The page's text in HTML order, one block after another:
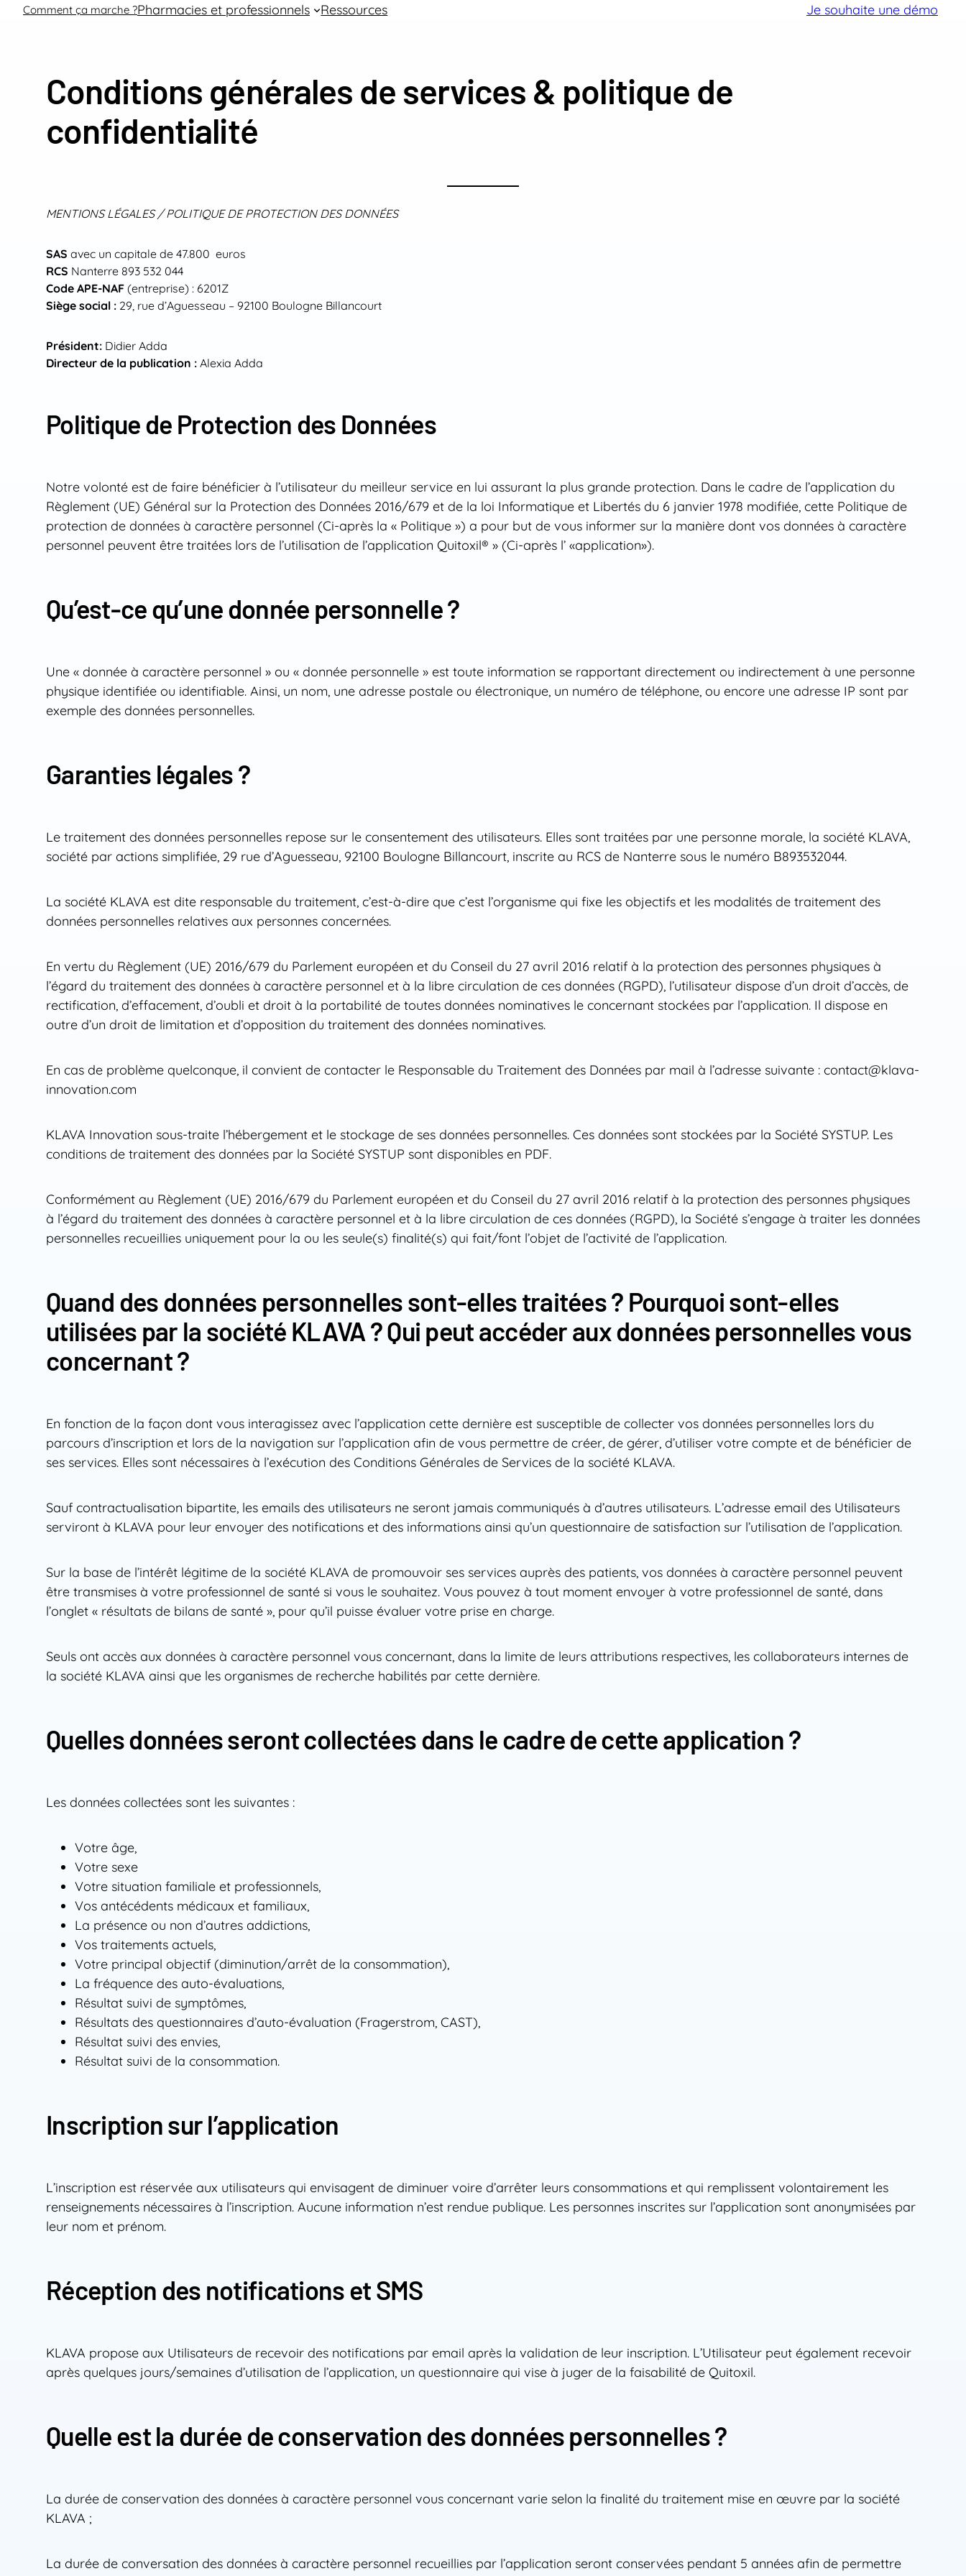
AllerComment ça marche ?Pharmacies et professionnels Ressources Je souhaite une démo
Conditions générales de services & politique de
confidentialité
MENTIONS LÉGALES / POLITIQUE DE PROTECTION DES DONNÉES
SAS avec un capitale de 47.800 euros
RCS Nanterre 893 532 044
Code APE-NAF (entreprise) : 6201Z
Siège social : 29, rue d’Aguesseau – 92100 Boulogne Billancourt
Président: Didier Adda
Directeur de la publication : Alexia Adda
Politique de Protection des Données
Notre volonté est de faire bénéficier à l’utilisateur du meilleur service en lui assurant la plus grande protection. Dans le cadre de l’application du
Règlement (UE) Général sur la Protection des Données 2016/679 et de la loi Informatique et Libertés du 6 janvier 1978 modifiée, cette Politique de
protection de données à caractère personnel (Ci-après la « Politique ») a pour but de vous informer sur la manière dont vos données à caractère
personnel peuvent être traitées lors de l’utilisation de l’application Quitoxil® » (Ci-après l’ «application»).
Qu’est-ce qu’une donnée personnelle ?
Une « donnée à caractère personnel » ou « donnée personnelle » est toute information se rapportant directement ou indirectement à une personne
physique identifiée ou identifiable. Ainsi, un nom, une adresse postale ou électronique, un numéro de téléphone, ou encore une adresse IP sont par
exemple des données personnelles.
Garanties légales ?
Le traitement des données personnelles repose sur le consentement des utilisateurs. Elles sont traitées par une personne morale, la société KLAVA,
société par actions simplifiée, 29 rue d’Aguesseau, 92100 Boulogne Billancourt, inscrite au RCS de Nanterre sous le numéro B893532044.
La société KLAVA est dite responsable du traitement, c’est-à-dire que c’est l’organisme qui fixe les objectifs et les modalités de traitement des
données personnelles relatives aux personnes concernées.
En vertu du Règlement (UE) 2016/679 du Parlement européen et du Conseil du 27 avril 2016 relatif à la protection des personnes physiques à
l’égard du traitement des données à caractère personnel et à la libre circulation de ces données (RGPD), l’utilisateur dispose d’un droit d’accès, de
rectification, d’effacement, d’oubli et droit à la portabilité de toutes données nominatives le concernant stockées par l’application. Il dispose en
outre d’un droit de limitation et d’opposition du traitement des données nominatives.
En cas de problème quelconque, il convient de contacter le Responsable du Traitement des Données par mail à l’adresse suivante : contact@klava-
innovation.com
KLAVA Innovation sous-traite l’hébergement et le stockage de ses données personnelles. Ces données sont stockées par la Société SYSTUP. Les
conditions de traitement des données par la Société SYSTUP sont disponibles en PDF.
Conformément au Règlement (UE) 2016/679 du Parlement européen et du Conseil du 27 avril 2016 relatif à la protection des personnes physiques
à l’égard du traitement des données à caractère personnel et à la libre circulation de ces données (RGPD), la Société s’engage à traiter les données
personnelles recueillies uniquement pour la ou les seule(s) finalité(s) qui fait/font l’objet de l’activité de l’application.
Quand des données personnelles sont-elles traitées ? Pourquoi sont-elles
utilisées par la société KLAVA ? Qui peut accéder aux données personnelles vous
concernant ?
En fonction de la façon dont vous interagissez avec l’application cette dernière est susceptible de collecter vos données personnelles lors du
parcours d’inscription et lors de la navigation sur l’application afin de vous permettre de créer, de gérer, d’utiliser votre compte et de bénéficier de
ses services. Elles sont nécessaires à l’exécution des Conditions Générales de Services de la société KLAVA.
Sauf contractualisation bipartite, les emails des utilisateurs ne seront jamais communiqués à d’autres utilisateurs. L’adresse email des Utilisateurs
serviront à KLAVA pour leur envoyer des notifications et des informations ainsi qu’un questionnaire de satisfaction sur l’utilisation de l’application.
Sur la base de l’intérêt légitime de la société KLAVA de promouvoir ses services auprès des patients, vos données à caractère personnel peuvent
être transmises à votre professionnel de santé si vous le souhaitez. Vous pouvez à tout moment envoyer à votre professionnel de santé, dans
l’onglet « résultats de bilans de santé », pour qu’il puisse évaluer votre prise en charge.
Seuls ont accès aux données à caractère personnel vous concernant, dans la limite de leurs attributions respectives, les collaborateurs internes de
la société KLAVA ainsi que les organismes de recherche habilités par cette dernière.
Quelles données seront collectées dans le cadre de cette application ?
Les données collectées sont les suivantes :
Votre âge,
Votre sexe
Votre situation familiale et professionnels,
Vos antécédents médicaux et familiaux,
La présence ou non d’autres addictions,
Vos traitements actuels,
Votre principal objectif (diminution/arrêt de la consommation),
La fréquence des auto-évaluations,
Résultat suivi de symptômes,
Résultats des questionnaires d’auto-évaluation (Fragerstrom, CAST),
Résultat suivi des envies,
Résultat suivi de la consommation.
Inscription sur l’application
L’inscription est réservée aux utilisateurs qui envisagent de diminuer voire d’arrêter leurs consommations et qui remplissent volontairement les
renseignements nécessaires à l’inscription. Aucune information n’est rendue publique. Les personnes inscrites sur l’application sont anonymisées par
leur nom et prénom.
Réception des notifications et SMS
KLAVA propose aux Utilisateurs de recevoir des notifications par email après la validation de leur inscription. L’Utilisateur peut également recevoir
après quelques jours/semaines d’utilisation de l’application, un questionnaire qui vise à juger de la faisabilité de Quitoxil.
Quelle est la durée de conservation des données personnelles ?
La durée de conservation des données à caractère personnel vous concernant varie selon la finalité du traitement mise en œuvre par la société
KLAVA ;
La durée de conversation des données à caractère personnel recueillies par l’application seront conservées pendant 5 années afin de permettre